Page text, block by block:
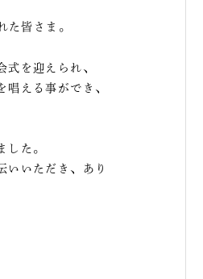
た皆さま。
式を迎えられ、
唱える事ができ、
した。
いいただき、あり